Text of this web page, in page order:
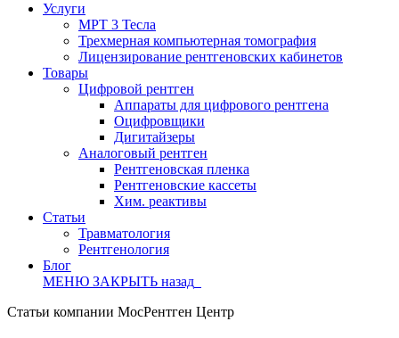
Услуги
МРТ 3 Тесла
Трехмерная компьютерная томография
Лицензирование рентгеновских кабинетов
Товары
Цифровой рентген
Аппараты для цифрового рентгена
Оцифровщики
Дигитайзеры
Аналоговый рентген
Рентгеновская пленка
Рентгеновские кассеты
Хим. реактивы
Статьи
Травматология
Рентгенология
Блог
МЕНЮ ЗАКРЫТЬ назад
Статьи компании МосРентген Центр